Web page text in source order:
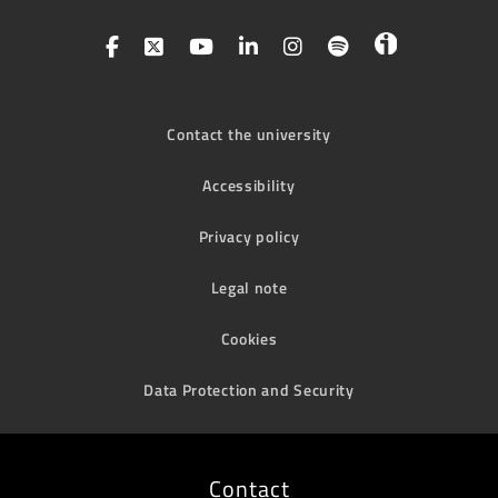
Contact the university
Accessibility
Privacy policy
Legal note
Cookies
Data Protection and Security
Contact